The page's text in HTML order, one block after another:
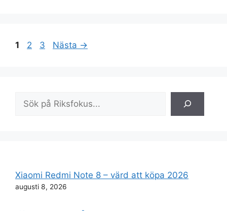
Sida
1 Sida
2 Sida
3 Nästa →
Xiaomi Redmi Note 8 – värd att köpa 2026
augusti 8, 2026